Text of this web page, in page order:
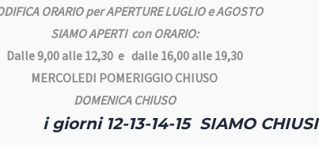
abitanti di foreste e foreste pluviali.
foreste.
ORARIO per APERTURE LUGLIO e AGOSTO
SIAMO APERTI con ORARIO:
Dalle 9,00 alle 12,30 e dalle 16,00 alle 19,30
MERCOLEDI POMERIGGIO CHIUSO
DOMENICA CHIUSO
i giorni 12-13-14-15 SIAMO CHIUSI